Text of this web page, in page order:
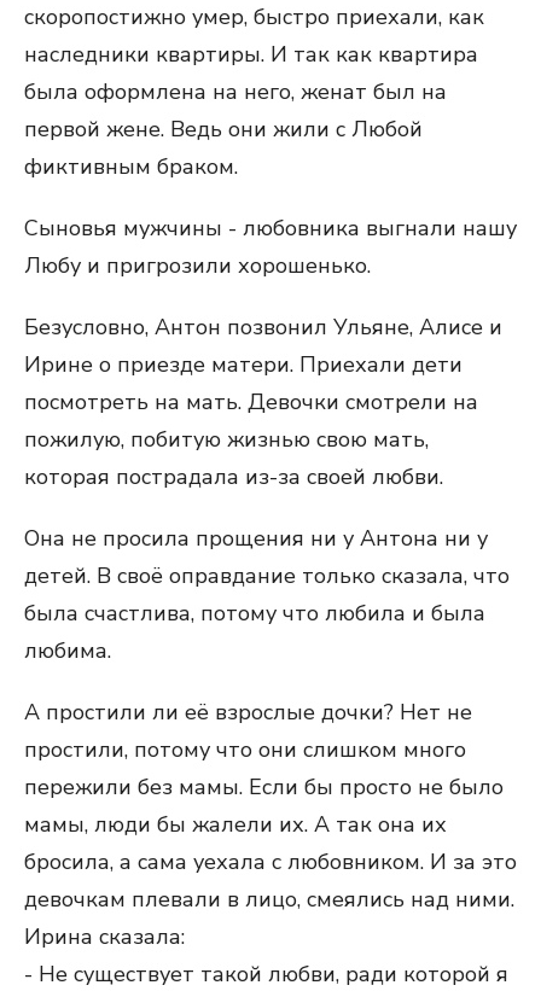
скоропостижно умер, быстро приехали, как
наследники квартиры. И так как квартира
была оформлена на него, женат был на
первой жене. Ведь они жили с Любой
фиктивным браком.
Сыновья мужчины - любовника выгнали нашу
Любу и пригрозили хорошенько.
Безусловно, Антон позвонил Ульяне, Алисе и
Ирине о приезде матери. Приехали дети
посмотреть на мать. Девочки смотрели на
пожилую, побитую жизнью свою мать,
которая пострадала из-за своей любви.
Она не просила прощения ни у Антона ни у
детей. В своё оправдание только сказала, что
была счастлива, потому что любила и была
любима.
А простили ли её взрослые дочки? Нет не
простили, потому что они слишком много
пережили без мамы. Если бы просто не было
мамы, люди бы жалели их. А так она их
бросила, а сама уехала с любовником. И за это
девочкам плевали в лицо, смеялись над ними.
Ирина сказала:
- Не существует такой любви, ради которой я